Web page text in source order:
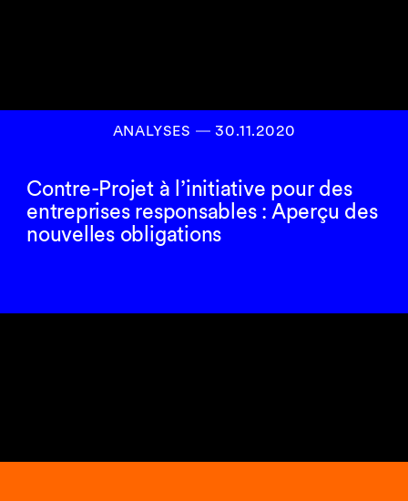
ANALYSES ― 30.11.2020
Contre-Projet à l’initiative pour des
entreprises responsables : Aperçu des
nouvelles obligations